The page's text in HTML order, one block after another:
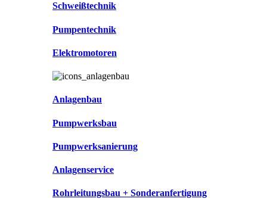
Schweißtechnik
Pumpentechnik
Elektromotoren
Anlagenbau
Pumpwerksbau
Pumpwerksanierung
Anlagenservice
Rohrleitungsbau + Sonderanfertigung